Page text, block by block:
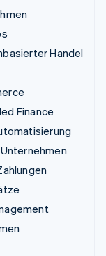
Handel
Finance